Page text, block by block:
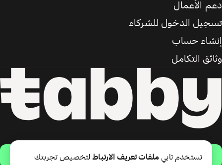
حمّل التطبيق
دعم الأعمال
تسجيل الدخول للشركاء
إنشاء حساب
وثائق التكامل
تستخدم تابي ملفات تعريف الارتباطلتخصيص تجربتك